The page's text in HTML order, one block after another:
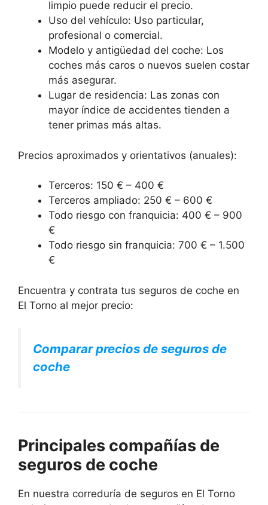
limpio puede reducir el precio.
Uso del vehículo: Uso particular,
profesional o comercial.
Modelo y antigüedad del coche: Los
coches más caros o nuevos suelen costar
más asegurar.
Lugar de residencia: Las zonas con
mayor índice de accidentes tienden a
tener primas más altas.
Precios aproximados y orientativos (anuales):
Terceros: 150 € – 400 €
Terceros ampliado: 250 € – 600 €
Todo riesgo con franquicia: 400 € – 900
€
Todo riesgo sin franquicia: 700 € – 1.500
€
Encuentra y contrata tus seguros de coche en
El Torno al mejor precio:
Comparar precios de seguros de
coche
Principales compañías de
seguros de coche
En nuestra correduría de seguros en El Torno